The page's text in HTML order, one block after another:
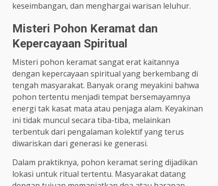
keseimbangan, dan menghargai warisan leluhur.
Misteri Pohon Keramat dan
Kepercayaan Spiritual
Misteri pohon keramat sangat erat kaitannya
dengan kepercayaan spiritual yang berkembang di
tengah masyarakat. Banyak orang meyakini bahwa
pohon tertentu menjadi tempat bersemayamnya
energi tak kasat mata atau penjaga alam. Keyakinan
ini tidak muncul secara tiba-tiba, melainkan
terbentuk dari pengalaman kolektif yang terus
diwariskan dari generasi ke generasi.
Dalam praktiknya, pohon keramat sering dijadikan
lokasi untuk ritual tertentu. Masyarakat datang